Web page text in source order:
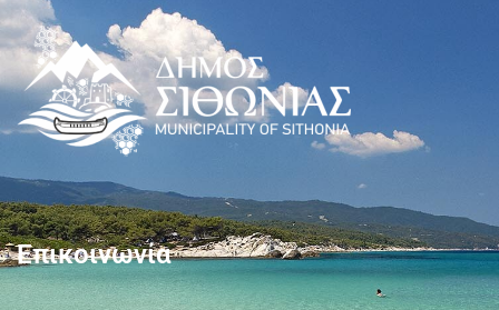
Επικοινωνία